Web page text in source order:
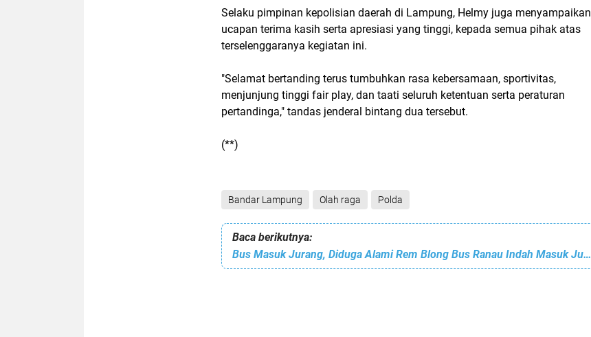
Selaku pimpinan kepolisian daerah di Lampung, Helmy juga menyampaikan
ucapan terima kasih serta apresiasi yang tinggi, kepada semua pihak atas
terselenggaranya kegiatan ini.
"Selamat bertanding terus tumbuhkan rasa kebersamaan, sportivitas,
menjunjung tinggi fair play, dan taati seluruh ketentuan serta peraturan
pertandinga," tandas jenderal bintang dua tersebut.
(**)
Bandar Lampung Olah raga Polda
Baca berikutnya:
Bus Masuk Jurang, Diduga Alami Rem Blong Bus Ranau Indah Masuk Jurang